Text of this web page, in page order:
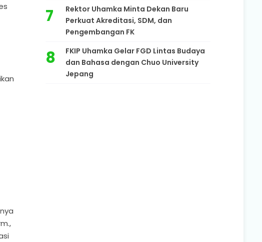
Rektor Uhamka Minta Dekan Baru
Perkuat Akreditasi, SDM, dan
Pengembangan FK
FKIP Uhamka Gelar FGD Lintas Budaya
dan Bahasa dengan Chuo University
Jepang